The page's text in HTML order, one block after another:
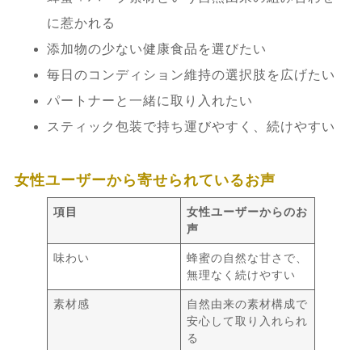
に惹かれる
添加物の少ない健康食品を選びたい
毎日のコンディション維持の選択肢を広げたい
パートナーと一緒に取り入れたい
スティック包装で持ち運びやすく、続けやすい
女性ユーザーから寄せられているお声
項目
女性ユーザーからのお
声
味わい
蜂蜜の自然な甘さで、
無理なく続けやすい
素材感
自然由来の素材構成で
安心して取り入れられ
る